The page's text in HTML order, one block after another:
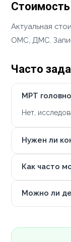
Актуальная
ОМС, ДМС.
Часто
МРТ
Нет,
Нужен ли
Как часто
Можно ли